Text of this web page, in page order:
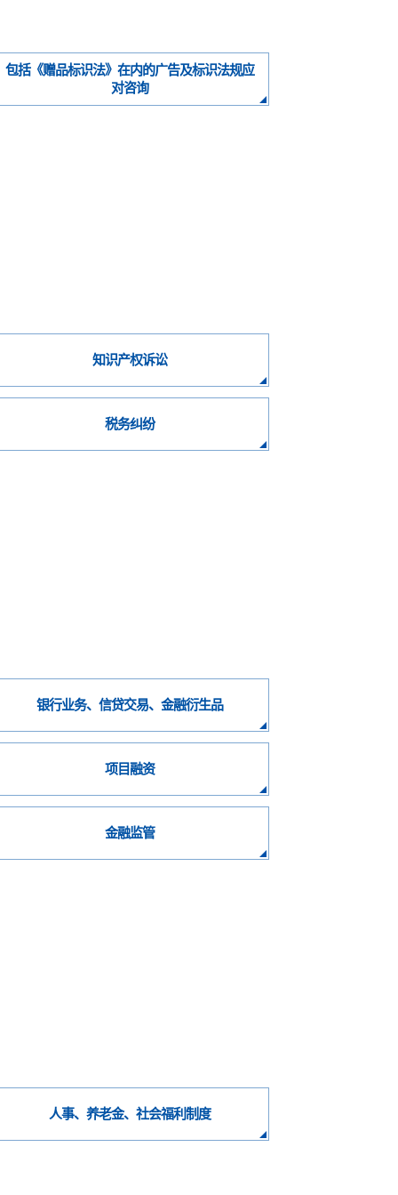
包括《赠品标识法》在内的广告及标识法规应
对咨询
知识产权诉讼
税务纠纷
银行业务、信贷交易、金融衍生品
项目融资
金融监管
人事、养老金、社会福利制度